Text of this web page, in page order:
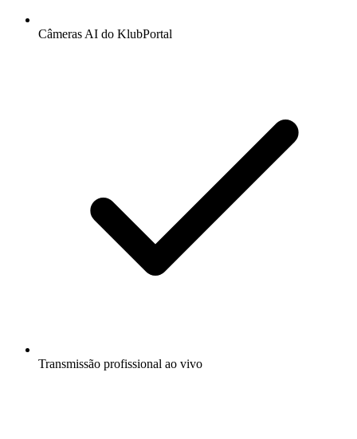
Câmeras AI do KlubPortal
Transmissão profissional ao vivo